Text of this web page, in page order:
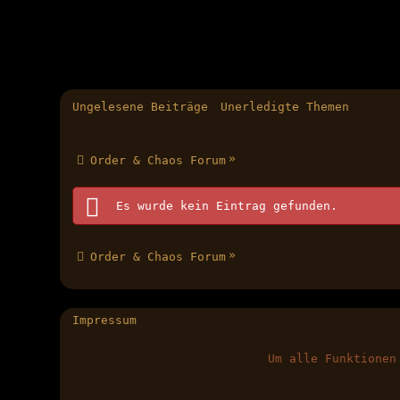
Ungelesene Beiträge Unerledigte Themen
Order & Chaos Forum »
Es wurde kein Eintrag gefunden.
Order & Chaos Forum »
Impressum
Um alle